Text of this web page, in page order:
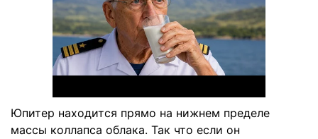
Юпитер находится прямо на нижнем пределе
массы коллапса облака. Так что если он